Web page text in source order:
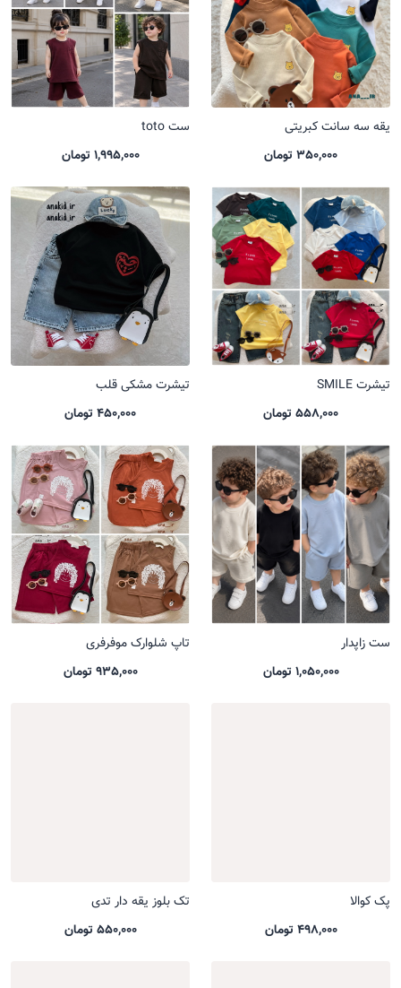
یقه سه سانت کبریتی
350,000 تومان
ست toto
1,995,000 تومان
تیشرت SMILE
558,000 تومان
تیشرت مشکی قلب
450,000 تومان
ست زاپدار
1,050,000 تومان
تاپ شلوارک موفرفری
935,000 تومان
پک کوالا
498,000 تومان
تک بلوز یقه دار تدی
550,000 تومان